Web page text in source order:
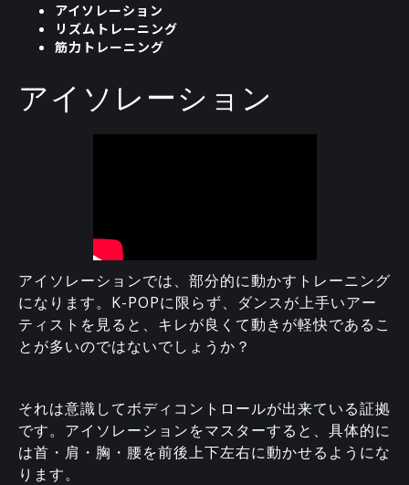
アイソレーション
リズムトレーニング
筋力トレーニング
アイソレーション
アイソレーションでは、部分的に動かすトレーニング
になります。K-POPに限らず、ダンスが上手いアー
ティストを見ると、キレが良くて動きが軽快であるこ
とが多いのではないでしょうか？
それは意識してボディコントロールが出来ている証拠
です。アイソレーションをマスターすると、具体的に
は首・肩・胸・腰を前後上下左右に動かせるようにな
ります。